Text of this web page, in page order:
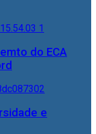
do ECA
e